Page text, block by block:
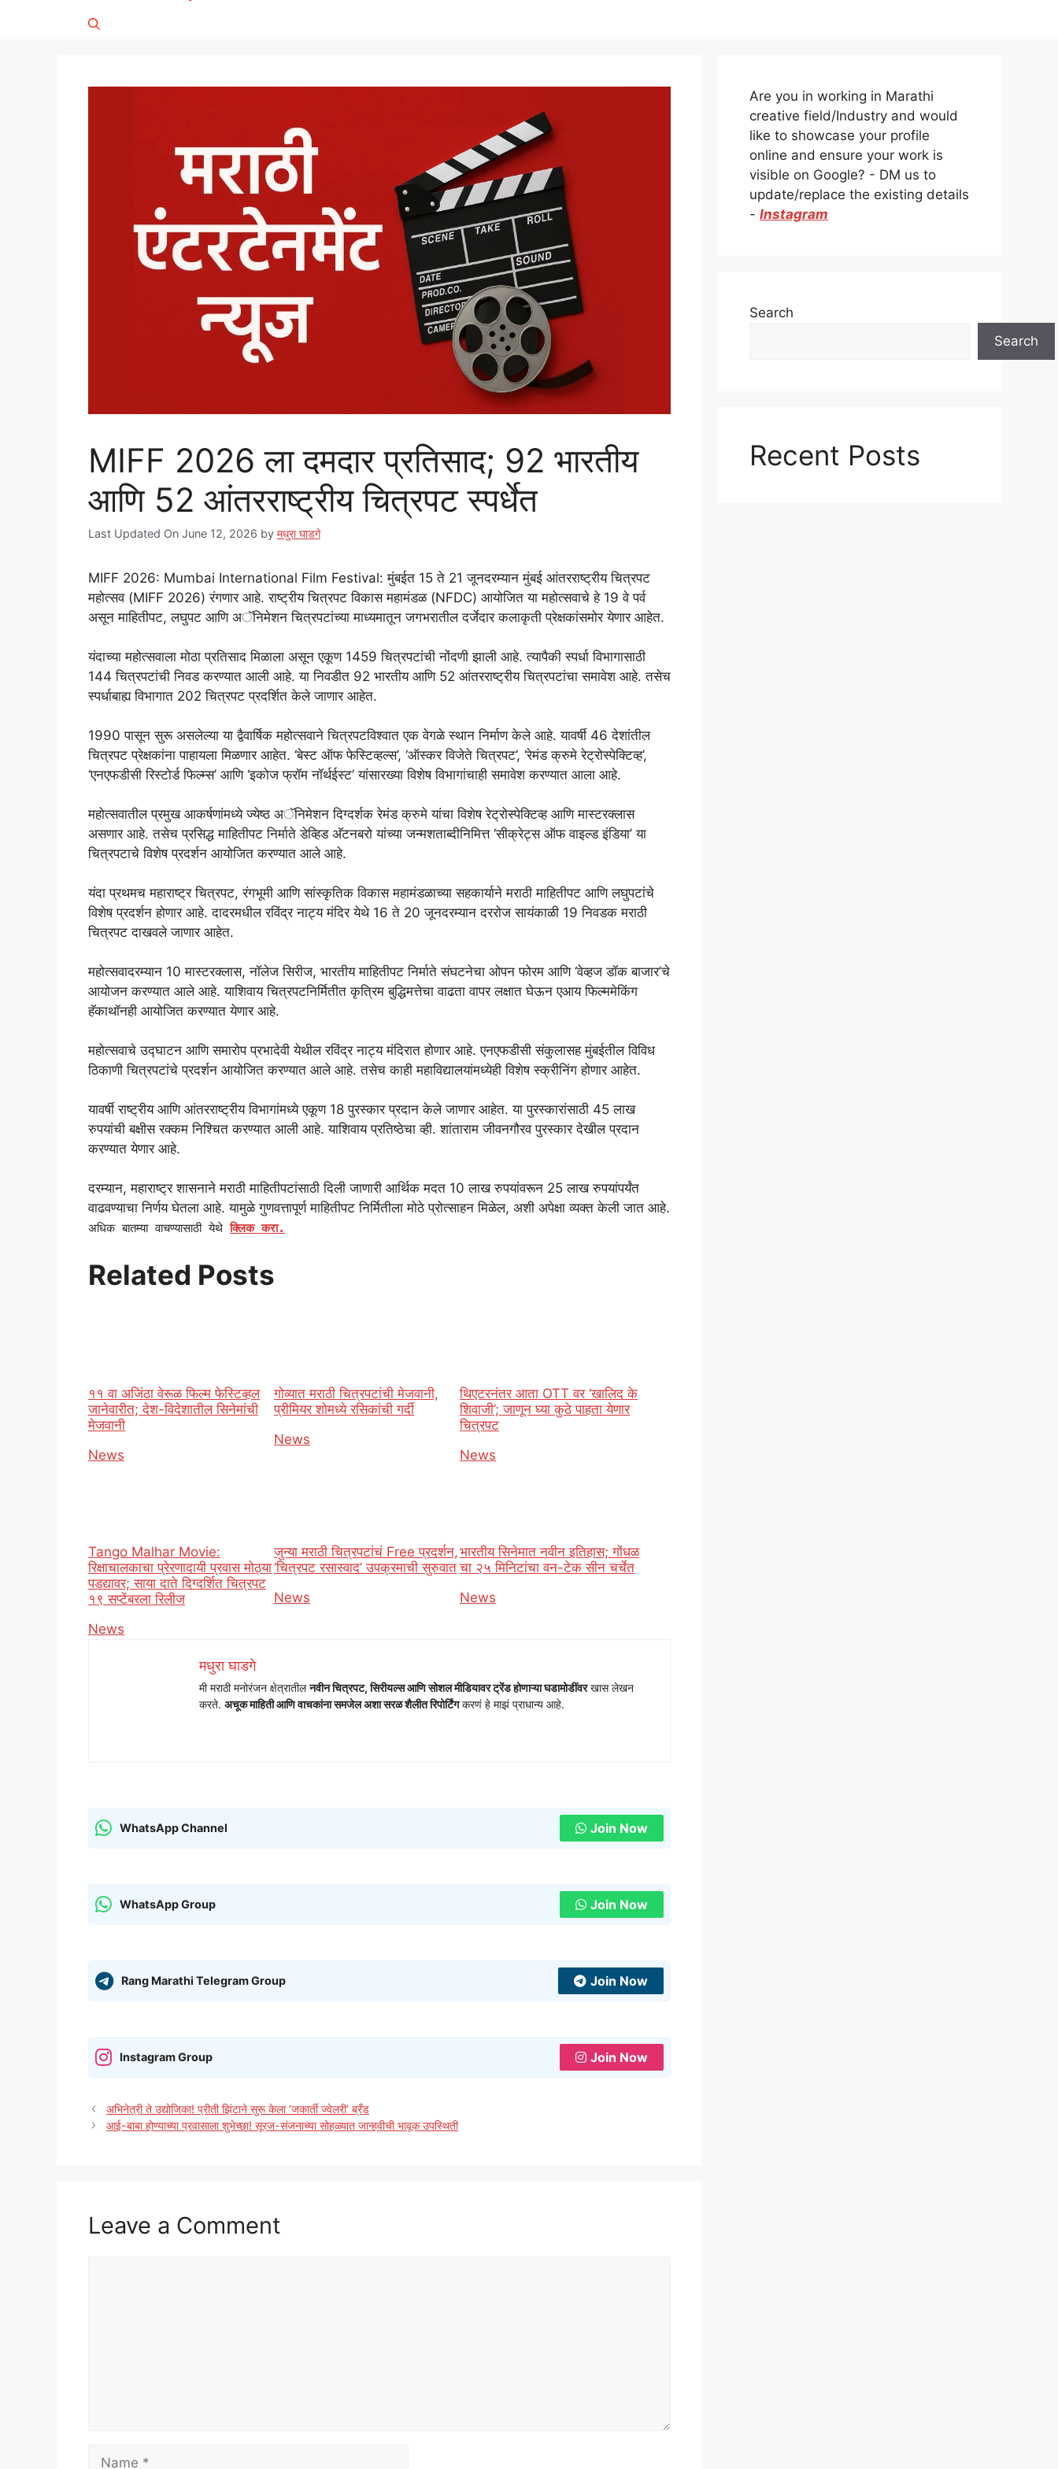
MIFF 2026 ला दमदार प्रतिसाद; 92 भारतीय
आणि 52 आंतरराष्ट्रीय चित्रपट स्पर्धेत
Last Updated On June 12, 2026 by मधुरा घाडगे
MIFF 2026: Mumbai International Film Festival: मुंबईत 15 ते 21 जूनदरम्यान मुंबई आंतरराष्ट्रीय चित्रपट
महोत्सव (MIFF 2026) रंगणार आहे. राष्ट्रीय चित्रपट विकास महामंडळ (NFDC) आयोजित या महोत्सवाचे हे 19 वे पर्व
असून माहितीपट, लघुपट आणि अॅनिमेशन चित्रपटांच्या माध्यमातून जगभरातील दर्जेदार कलाकृती प्रेक्षकांसमोर येणार आहेत.
यंदाच्या महोत्सवाला मोठा प्रतिसाद मिळाला असून एकूण 1459 चित्रपटांची नोंदणी झाली आहे. त्यापैकी स्पर्धा विभागासाठी
144 चित्रपटांची निवड करण्यात आली आहे. या निवडीत 92 भारतीय आणि 52 आंतरराष्ट्रीय चित्रपटांचा समावेश आहे. तसेच
स्पर्धाबाह्य विभागात 202 चित्रपट प्रदर्शित केले जाणार आहेत.
1990 पासून सुरू असलेल्या या द्वैवार्षिक महोत्सवाने चित्रपटविश्वात एक वेगळे स्थान निर्माण केले आहे. यावर्षी 46 देशांतील
चित्रपट प्रेक्षकांना पाहायला मिळणार आहेत. ‘बेस्ट ऑफ फेस्टिव्हल्स’, ‘ऑस्कर विजेते चित्रपट’, ‘रेमंड क्रुमे रेट्रोस्पेक्टिव्ह’,
‘एनएफडीसी रिस्टोर्ड फिल्म्स’ आणि ‘इकोज फ्रॉम नॉर्थईस्ट’ यांसारख्या विशेष विभागांचाही समावेश करण्यात आला आहे.
महोत्सवातील प्रमुख आकर्षणांमध्ये ज्येष्ठ अॅनिमेशन दिग्दर्शक रेमंड क्रुमे यांचा विशेष रेट्रोस्पेक्टिव्ह आणि मास्टरक्लास
असणार आहे. तसेच प्रसिद्ध माहितीपट निर्माते डेव्हिड अ‍ॅटनबरो यांच्या जन्मशताब्दीनिमित्त ‘सीक्रेट्स ऑफ वाइल्ड इंडिया’ या
चित्रपटाचे विशेष प्रदर्शन आयोजित करण्यात आले आहे.
यंदा प्रथमच महाराष्ट्र चित्रपट, रंगभूमी आणि सांस्कृतिक विकास महामंडळाच्या सहकार्याने मराठी माहितीपट आणि लघुपटांचे
विशेष प्रदर्शन होणार आहे. दादरमधील रविंद्र नाट्य मंदिर येथे 16 ते 20 जूनदरम्यान दररोज सायंकाळी 19 निवडक मराठी
चित्रपट दाखवले जाणार आहेत.
महोत्सवादरम्यान 10 मास्टरक्लास, नॉलेज सिरीज, भारतीय माहितीपट निर्माते संघटनेचा ओपन फोरम आणि ‘वेव्हज डॉक बाजार’चे
आयोजन करण्यात आले आहे. याशिवाय चित्रपटनिर्मितीत कृत्रिम बुद्धिमत्तेचा वाढता वापर लक्षात घेऊन एआय फिल्ममेकिंग
हॅकाथॉनही आयोजित करण्यात येणार आहे.
महोत्सवाचे उद्घाटन आणि समारोप प्रभादेवी येथील रविंद्र नाट्य मंदिरात होणार आहे. एनएफडीसी संकुलासह मुंबईतील विविध
ठिकाणी चित्रपटांचे प्रदर्शन आयोजित करण्यात आले आहे. तसेच काही महाविद्यालयांमध्येही विशेष स्क्रीनिंग होणार आहेत.
यावर्षी राष्ट्रीय आणि आंतरराष्ट्रीय विभागांमध्ये एकूण 18 पुरस्कार प्रदान केले जाणार आहेत. या पुरस्कारांसाठी 45 लाख
रुपयांची बक्षीस रक्कम निश्चित करण्यात आली आहे. याशिवाय प्रतिष्ठेचा व्ही. शांताराम जीवनगौरव पुरस्कार देखील प्रदान
करण्यात येणार आहे.
दरम्यान, महाराष्ट्र शासनाने मराठी माहितीपटांसाठी दिली जाणारी आर्थिक मदत 10 लाख रुपयांवरून 25 लाख रुपयांपर्यंत
वाढवण्याचा निर्णय घेतला आहे. यामुळे गुणवत्तापूर्ण माहितीपट निर्मितीला मोठे प्रोत्साहन मिळेल, अशी अपेक्षा व्यक्त केली जात आहे.
अधिक बातम्या वाचण्यासाठी येथेक्लिक करा.
Related Posts
११ वा अजिंठा वेरूळ फिल्म फेस्टिव्हल
जानेवारीत; देश-विदेशातील सिनेमांची
मेजवानी
In relation to
News
गोव्यात मराठी चित्रपटांची मेजवानी,
प्रीमियर शोमध्ये रसिकांची गर्दी
In relation to
News
थिएटरनंतर आता OTT वर ‘खालिद के
शिवाजी’; जाणून घ्या कुठे पाहता येणार
चित्रपट
In relation to
News
Tango Malhar Movie:
रिक्षाचालकाचा प्रेरणादायी प्रवास मोठ्या
पडद्यावर; साया दाते दिग्दर्शित चित्रपट
१९ सप्टेंबरला रिलीज
In relation to
News
जुन्या मराठी चित्रपटांचं Free प्रदर्शन,
‘चित्रपट रसास्वाद’ उपक्रमाची सुरुवात
In relation to
News
भारतीय सिनेमात नवीन इतिहास; गोंधळ
चा २५ मिनिटांचा वन-टेक सीन चर्चेत
In relation to
News
मधुरा घाडगे
मी मराठी मनोरंजन क्षेत्रातीलनवीन चित्रपट, सिरीयल्स आणि सोशल मीडियावर ट्रेंड होणाऱ्या घडामोडींवरखास लेखन
करते. अचूक माहिती आणि वाचकांना समजेल अशा सरळ शैलीत रिपोर्टिंगकरणं हे माझं प्राधान्य आहे.
WhatsApp Channel Join Now
WhatsApp Group Join Now
Rang Marathi Telegram Group Join Now
Instagram Group Join Now
अभिनेत्री ते उद्योजिका! प्रीती झिंटाने सुरू केला ‘जकार्ती ज्वेलरी’ ब्रँड
आई-बाबा होण्याच्या प्रवासाला शुभेच्छा! सूरज-संजनाच्या सोहळ्यात जान्हवीची भावूक उपस्थिती
Leave a Comment
Are you in working in Marathi
creative field/Industry and would
like to showcase your profile
online and ensure your work is
visible on Google? - DM us to
update/replace the existing details
- Instagram
Search
Search
Recent Posts